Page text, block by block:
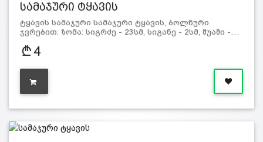
სამაჯური ტყავის
ტყავის სამაჯური სამაჯური ტყავის, ბოლნური
ჯვრებით. ზომა: სიგრძე - 23სმ, სიგანე - 2სმ, შუაში -…
4